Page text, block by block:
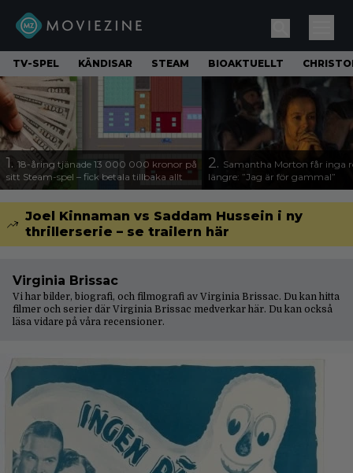
TV-SPEL KÄNDISAR STEAM BIOAKTUELLT
1. 18-åring tjänade 13 000 000 kronor på
sitt Steam-spel – fick betala tillbaka allt
2. Samantha Morton får inga
längre: ”Jag är för gammal”
Joel Kinnaman vs Saddam Hussein i ny
thrillerserie – se trailern här
Virginia Brissac
Vi har bilder, biografi, och filmografi av Virginia Brissac. Du kan hitta
filmer och serier där Virginia Brissac medverkar här. Du kan också
läsa vidare på våra recensioner.